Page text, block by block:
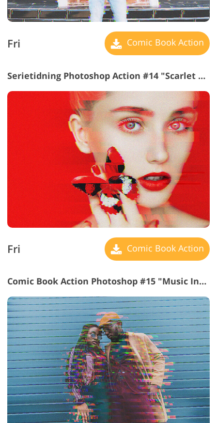
Fri Comic Book Action
Serietidning Photoshop Action #14 "Scarlet Queen"
Fri Comic Book Action
Comic Book Action Photoshop #15 "Music Inside"